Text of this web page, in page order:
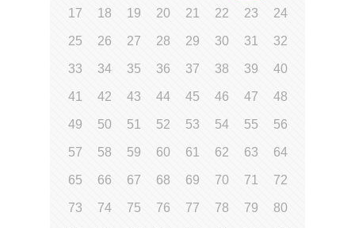
17 18 19 20 21 22 23 24
25 26 27 28 29 30 31 32
33 34 35 36 37 38 39 40
41 42 43 44 45 46 47 48
49 50 51 52 53 54 55 56
57 58 59 60 61 62 63 64
65 66 67 68 69 70 71 72
73 74 75 76 77 78 79 80